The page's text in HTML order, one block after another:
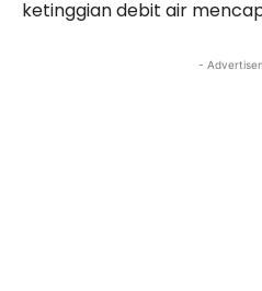
ketinggian debit air
-